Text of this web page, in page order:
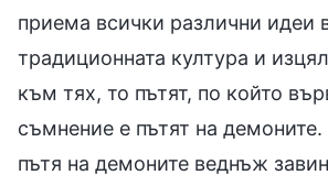
приема всички различни идеи
традиционната култура и
към тях, то пътят, по който
съмнение е пътят на
пътя на демоните веднъж